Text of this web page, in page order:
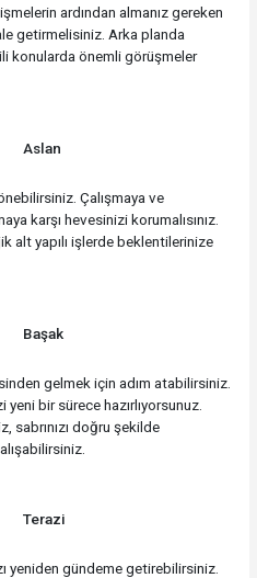
ardından almanız gereken
getirmelisiniz. Arka planda
konularda önemli görüşmeler
Aslan
Çalışmaya ve
karşı hevesinizi korumalısınız.
alt yapılı işlerde beklentilerinize
Başak
gelmek için adım atabilirsiniz.
bir sürece hazırlıyorsunuz.
sabrınızı doğru şekilde
Terazi
yeniden gündeme getirebilirsiniz.